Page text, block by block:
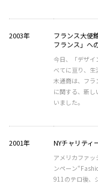
2003年
フランス大使
フランス」へ
今日、「デザ
べてに亘り、生
木通商は、フラ
に関する、新
いました。
2001年 NYチャリテ
アメリカファッ
ンペーン
911のテロ後、